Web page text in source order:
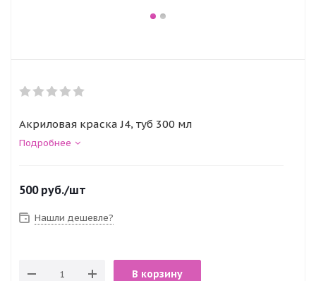
Акриловая краска J4, туб 300 мл
Подробнее
500руб./шт
Нашли дешевле?
В корзину